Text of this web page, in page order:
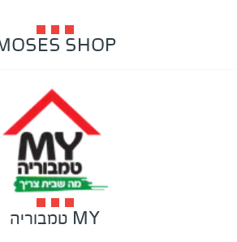
SHOP
MY טמבוריה